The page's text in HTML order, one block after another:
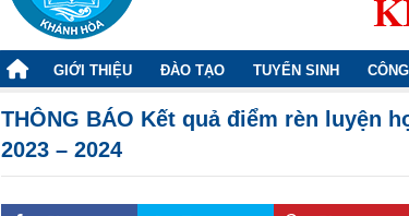
TRANG
CHỦ
GIỚI THIỆU ĐÀO TẠO TUYỂN SINH
THÔNG BÁO Kết quả điểm rèn luyện
2023 – 2024